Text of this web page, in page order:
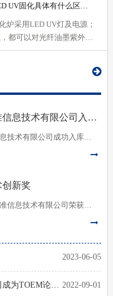
光纤着色机采用UV灯管固化和 LED UV固化具体有什么区别 ？
炉采用LED UV灯及电源；
都可以对光纤油墨紫外固
专用油墨着色，或采用混
，但因为需要功率低，比
有限公司入库为科技型中小企业
技术有限公司成功入库中
创新奖
信息技术有限公司荣获
技术创新奖
2023-06-05
论坛理事单位 2022-09-01